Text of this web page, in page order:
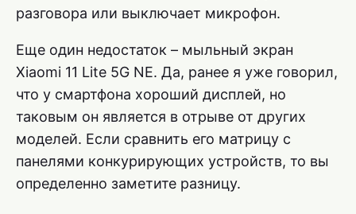
разговора или выключает микрофон.
Еще один недостаток – мыльный экран
Xiaomi 11 Lite 5G NE. Да, ранее я уже говорил,
что у смартфона хороший дисплей, но
таковым он является в отрыве от других
моделей. Если сравнить его матрицу с
панелями конкурирующих устройств, то вы
определенно заметите разницу.